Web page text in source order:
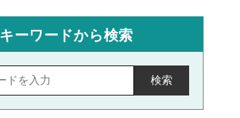
キーワードから検索
検索